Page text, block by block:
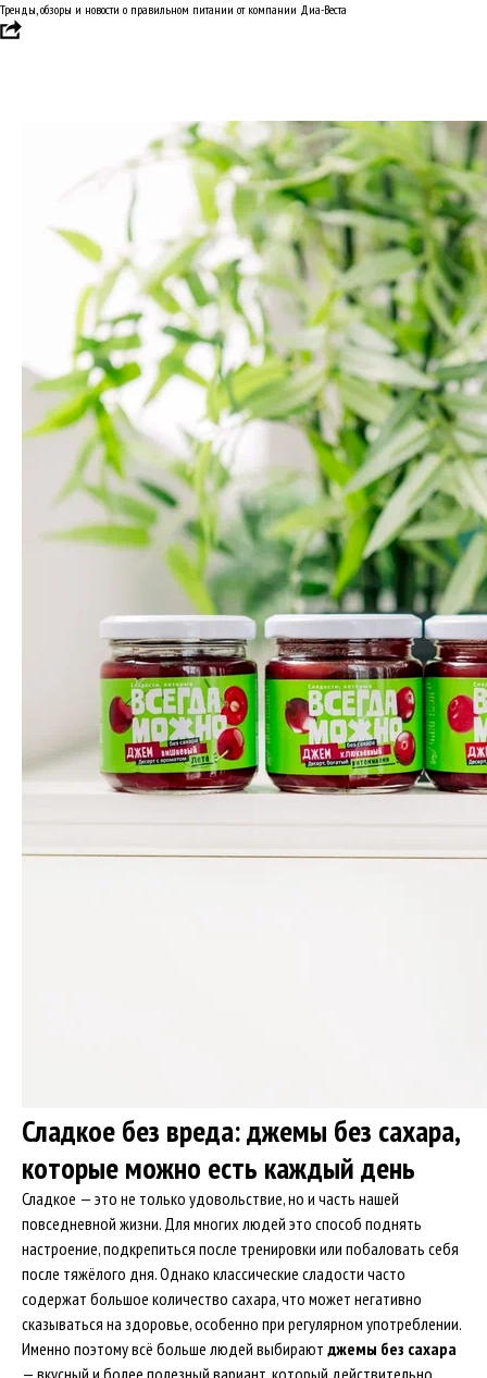
Тренды, обзоры и новости о правильном питании от компании Диа-Веста
Сладкое без вреда: джемы без сахара,
которые можно есть каждый день
Сладкое — это не только удовольствие, но и часть нашей
повседневной жизни. Для многих людей это способ поднять
настроение, подкрепиться после тренировки или побаловать себя
после тяжёлого дня. Однако классические сладости часто
содержат большое количество сахара, что может негативно
сказываться на здоровье, особенно при регулярном употреблении.
Именно поэтому всё больше людей выбирают джемы без сахара
— вкусный и более полезный вариант, который действительно